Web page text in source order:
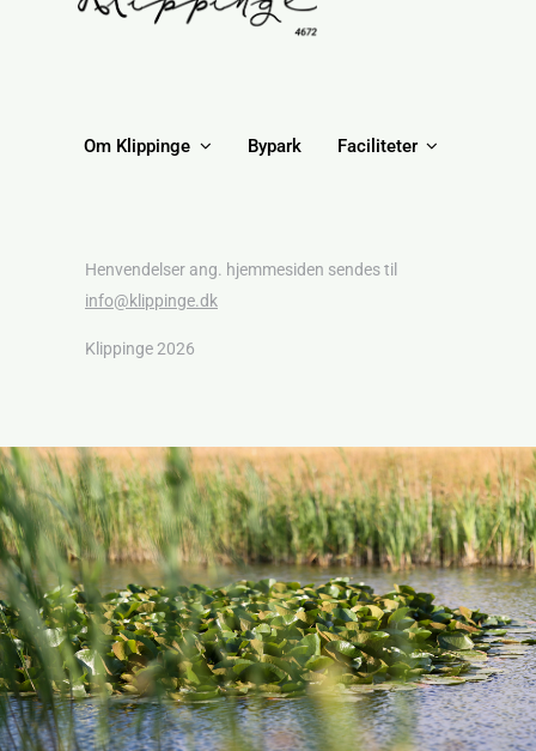
Om Klippinge Bypark Faciliteter
Henvendelser ang. hjemmesiden sendes til
info@klippinge.dk
Klippinge 2026